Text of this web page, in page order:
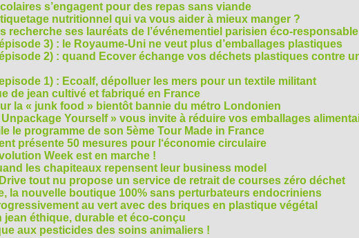
s’engagent pour des repas sans viande
nutritionnel qui va vous aider à mieux manger ?
recherche ses lauréats de l’événementiel parisien éco-responsable
3) : le Royaume-Uni ne veut plus d’emballages plastiques
2) : quand Ecover échange vos déchets plastiques contre
1) : Ecoalf, dépolluer les mers pour un textile militant
de jean cultivé et fabriqué en France
la « junk food » bientôt bannie du métro Londonien
Unpackage Yourself » vous invite à réduire vos emballages
le programme de son 5ème Tour Made in France
présente 50 mesures pour l‘économie circulaire
Week est en marche !
les chapiteaux repensent leur business model
tout nu propose un service de retrait de courses zéro déchet
la nouvelle boutique 100% sans perturbateurs endocriniens
au vert avec des briques en plastique végétal
jean éthique, durable et éco-conçu
aux pesticides des soins animaliers !